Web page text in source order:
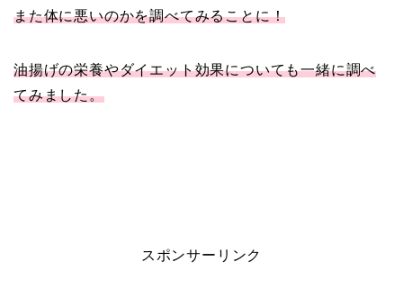
また体に悪いのかを調べてみることに！
油揚げの栄養やダイエット効果についても一緒に調べ
てみました。
スポンサーリンク